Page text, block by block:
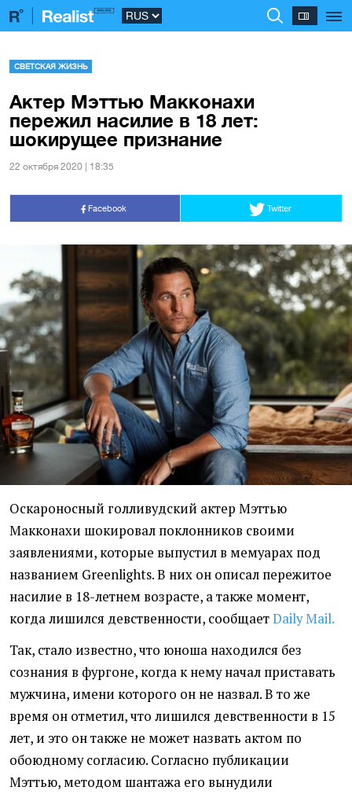
СВЕТСКАЯ ЖИЗНЬ
Актер Мэттью Макконахи
пережил насилие в 18 лет:
шокирущее признание
22 октября 2020 | 18:35
Facebook Twitter
Оскароносный голливудский актер Мэттью
Макконахи шокировал поклонников своими
заявлениями, которые выпустил в мемуарах под
названием Greenlights. В них он описал пережитое
насилие в 18-летнем возрасте, а также момент,
когда лишился девственности, сообщаетDaily Mail.
Так, стало известно, что юноша находился без
сознания в фургоне, когда к нему начал приставать
мужчина, имени которого он не назвал. В то же
время он отметил, что лишился девственности в 15
лет, и это он также не может назвать актом по
обоюдному согласию. Согласно публикации
Мэттью, методом шантажа его вынудили